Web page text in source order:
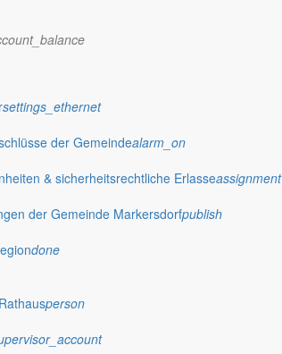
settings_ethernet
der Gemeindealarm_on
& sicherheitsrechtliche Erlasseassignment
der Gemeinde Markersdorfpublish
done
person